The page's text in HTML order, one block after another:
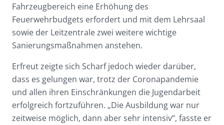
Fahrzeugbereich eine Erhöhung des
Feuerwehrbudgets erfordert und mit dem Lehrsaal
sowie der Leitzentrale zwei weitere wichtige
Sanierungsmaßnahmen anstehen.
Erfreut zeigte sich Scharf jedoch wieder darüber,
dass es gelungen war, trotz der Coronapandemie
und allen ihren Einschränkungen die Jugendarbeit
erfolgreich fortzuführen. „Die Ausbildung war nur
zeitweise möglich, dann aber sehr intensiv“, fasste er